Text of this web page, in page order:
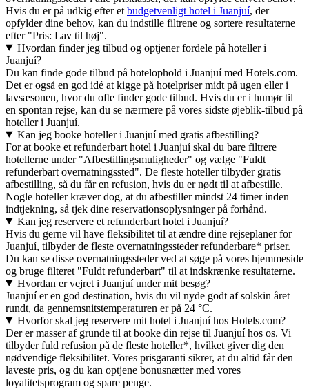
Hvis du er på udkig efter et budgetvenligt hotel i Juanjuí, der
opfylder dine behov, kan du indstille filtrene og sortere resultaterne
efter "Pris: Lav til høj".
Hvordan finder jeg tilbud og optjener fordele på hoteller i
Juanjuí?
Du kan finde gode tilbud på hotelophold i Juanjuí med Hotels.com.
Det er også en god idé at kigge på hotelpriser midt på ugen eller i
lavsæsonen, hvor du ofte finder gode tilbud. Hvis du er i humør til
en spontan rejse, kan du se nærmere på vores sidste øjeblik-tilbud på
hoteller i Juanjuí.
Kan jeg booke hoteller i Juanjuí med gratis afbestilling?
For at booke et refunderbart hotel i Juanjuí skal du bare filtrere
hotellerne under "Afbestillingsmuligheder" og vælge "Fuldt
refunderbart overnatningssted". De fleste hoteller tilbyder gratis
afbestilling, så du får en refusion, hvis du er nødt til at afbestille.
Nogle hoteller kræver dog, at du afbestiller mindst 24 timer inden
indtjekning, så tjek dine reservationsoplysninger på forhånd.
Kan jeg reservere et refunderbart hotel i Juanjuí?
Hvis du gerne vil have fleksibilitet til at ændre dine rejseplaner for
Juanjuí, tilbyder de fleste overnatningssteder refunderbare* priser.
Du kan se disse overnatningssteder ved at søge på vores hjemmeside
og bruge filteret "Fuldt refunderbart" til at indskrænke resultaterne.
Hvordan er vejret i Juanjuí under mit besøg?
Juanjuí er en god destination, hvis du vil nyde godt af solskin året
rundt, da gennemsnitstemperaturen er på 24 °C.
Hvorfor skal jeg reservere mit hotel i Juanjuí hos Hotels.com?
Der er masser af grunde til at booke din rejse til Juanjuí hos os. Vi
tilbyder fuld refusion på de fleste hoteller*, hvilket giver dig den
nødvendige fleksibilitet. Vores prisgaranti sikrer, at du altid får den
laveste pris, og du kan optjene bonusnætter med vores
loyalitetsprogram og spare penge.